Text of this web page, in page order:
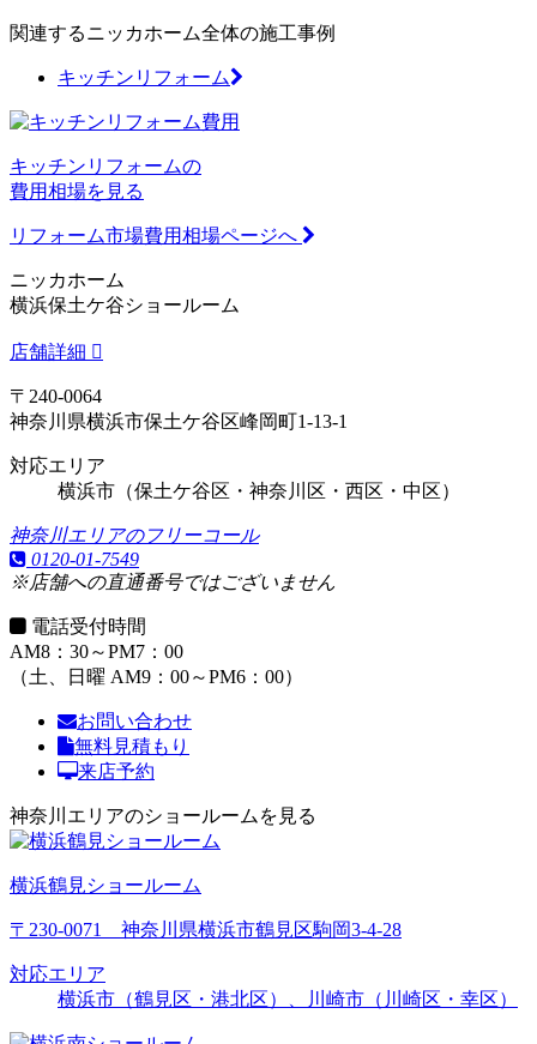
関連するニッカホーム全体の施工事例
キッチンリフォーム
キッチンリフォームの
費用相場を見る
リフォーム市場費用相場ページへ
ニッカホーム
横浜保土ケ谷ショールーム
店舗詳細
〒240-0064
神奈川県横浜市保土ケ谷区峰岡町1-13-1
対応エリア
横浜市（保土ケ谷区・神奈川区・西区・中区）
神奈川エリアのフリーコール
0120-01-7549
※店舗への直通番号ではございません
電話受付時間
AM8：30～PM7：00
（土、日曜 AM9：00～PM6：00）
お問い合わせ
無料見積もり
来店予約
神奈川エリアのショールームを見る
横浜鶴見ショールーム
〒230-0071 神奈川県横浜市鶴見区駒岡3-4-28
対応エリア
横浜市（鶴見区・港北区）、川崎市（川崎区・幸区）